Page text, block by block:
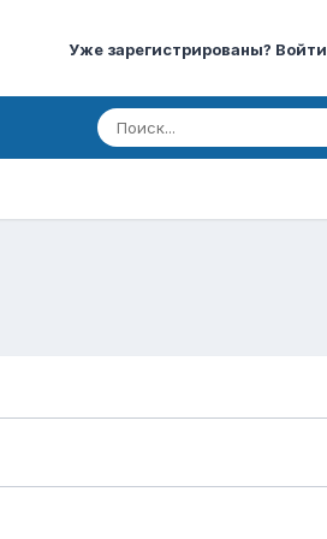
Уже зарегистрированы? Войти